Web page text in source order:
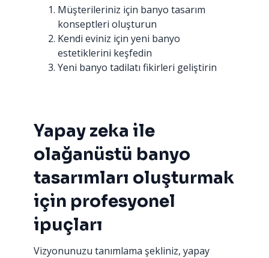
Müşterileriniz için banyo tasarım
konseptleri oluşturun
Kendi eviniz için yeni banyo
estetiklerini keşfedin
Yeni banyo tadilatı fikirleri geliştirin
Yapay zeka ile
olağanüstü banyo
tasarımları oluşturmak
için profesyonel
ipuçları
Vizyonunuzu tanımlama şekliniz, yapay